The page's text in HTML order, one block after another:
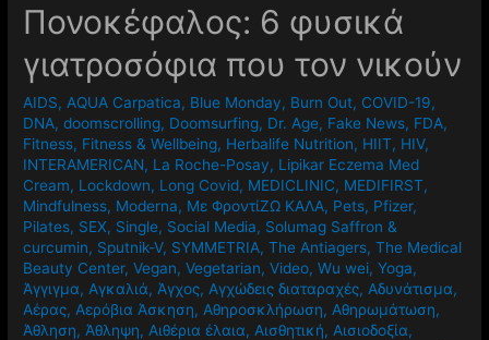
Πονοκέφαλος: 6 φυσικά
γιατροσόφια που τον νικούν
AIDS, AQUA Carpatica, Blue Monday, Burn Out, COVID-19,
DNA,doomscrolling, Doomsurfing, Dr. Age, Fake News, FDA,
Fitness, Fitness & Wellbeing, Herbalife Nutrition, HIIT, HIV,
INTERAMERICAN, La Roche-Posay, Lipikar Eczema Med
Cream, Lockdown, Long Covid, MEDICLINIC, MEDIFIRST,
Mindfulness, Moderna, Mε ΦροντίΖΩ ΚΑΛΑ, Pets, Pfizer,
Pilates, SEX, Single, Social Media, Solumag Saffron &
curcumin, Sputnik-V, SYMMETRIA,The Antiagers,The Medical
Beauty Center,Vegan,Vegetarian,Video,Wu wei,Yoga,
Άγγιγμα, Αγκαλιά, Άγχος, Αγχώδεις διαταραχές, Αδυνάτισμα,
Αέρας, Αερόβια Άσκηση, Αθηροσκλήρωση, Αθηρωμάτωση,
Άθληση, Άθληψη, Αιθέρια έλαια, Αισθητική, Αισιοδοξία,